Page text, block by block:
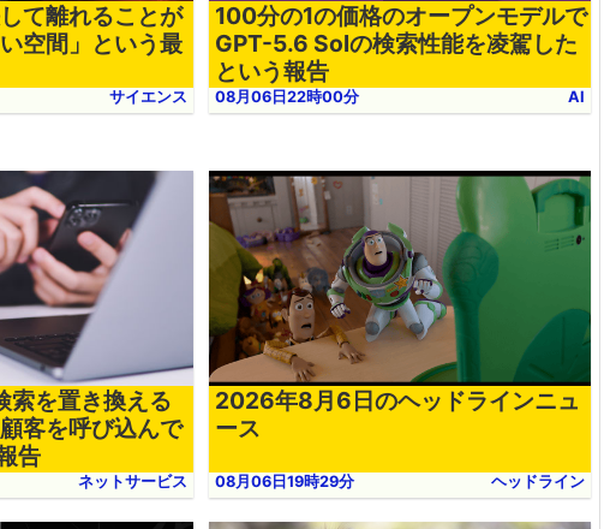
て離れることが
空間」という最
サイエンス
100分の1の価格のオープンモデルで
GPT-5.6 Solの検索性能を凌駕した
という報告
08月06日22時00分 AI
を置き換える
客を呼び込んで
告
ネットサービス
2026年8月6日のヘッドラインニュ
ース
08月06日19時29分 ヘッドライン